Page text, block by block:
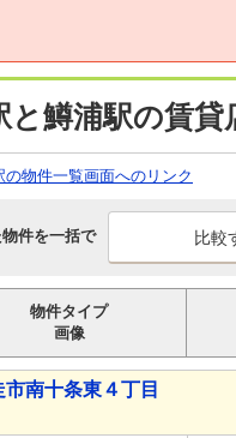
と鱒浦駅の賃貸
の物件一覧画面へのリンク
件を一括で
物件タイプ
画像
南十条東４丁目